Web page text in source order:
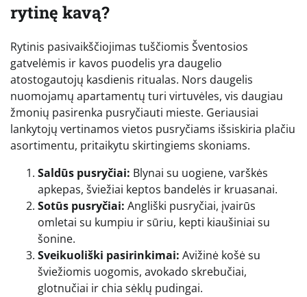
rytinę kavą?
Rytinis pasivaikščiojimas tuščiomis Šventosios
gatvelėmis ir kavos puodelis yra daugelio
atostogautojų kasdienis ritualas. Nors daugelis
nuomojamų apartamentų turi virtuvėles, vis daugiau
žmonių pasirenka pusryčiauti mieste. Geriausiai
lankytojų vertinamos vietos pusryčiams išsiskiria plačiu
asortimentu, pritaikytu skirtingiems skoniams.
Saldūs pusryčiai: Blynai su uogiene, varškės
apkepas, šviežiai keptos bandelės ir kruasanai.
Sotūs pusryčiai: Angliški pusryčiai, įvairūs
omletai su kumpiu ir sūriu, kepti kiaušiniai su
šonine.
Sveikuoliški pasirinkimai: Avižinė košė su
šviežiomis uogomis, avokado skrebučiai,
glotnučiai ir chia sėklų pudingai.